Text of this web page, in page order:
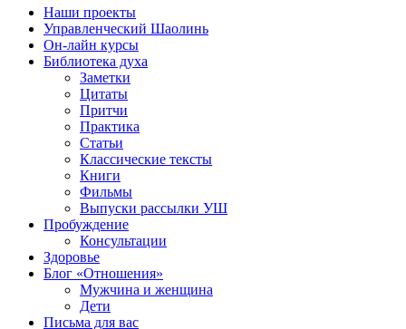
Наши проекты
Управленческий Шаолинь
Он-лайн курсы
Библиотека духа
Заметки
Цитаты
Притчи
Практика
Статьи
Классические тексты
Книги
Фильмы
Выпуски рассылки УШ
Пробуждение
Консультации
Здоровье
Блог «Отношения»
Мужчина и женщина
Дети
Письма для вас